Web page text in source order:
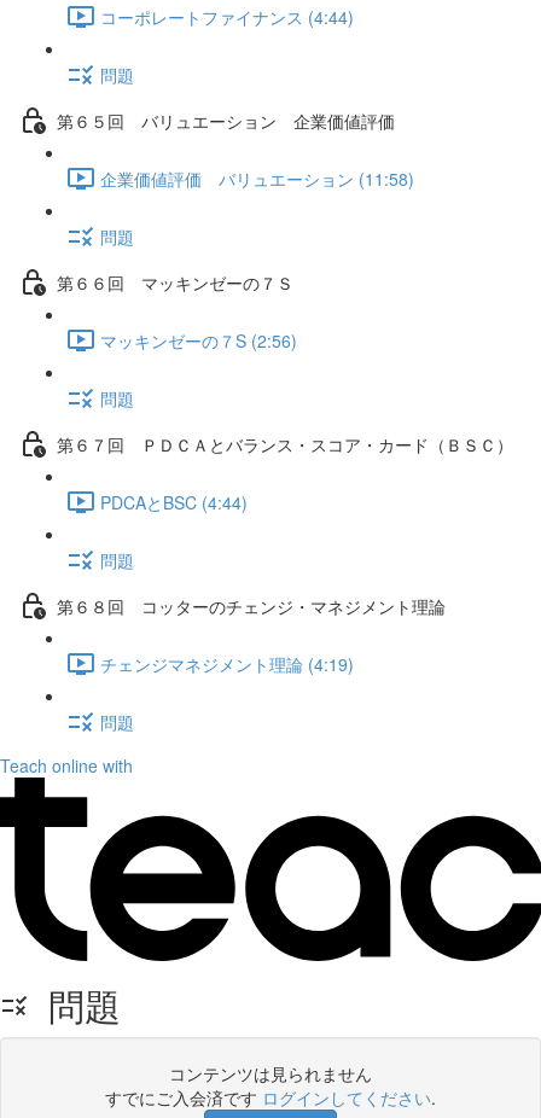
コーポレートファイナンス (4:44)
問題
第６５回 バリュエーション 企業価値評価
企業価値評価 バリュエーション (11:58)
問題
第６６回 マッキンゼーの７Ｓ
マッキンゼーの７S (2:56)
問題
第６７回 ＰＤＣＡとバランス・スコア・カード（ＢＳＣ）
PDCAとBSC (4:44)
問題
第６８回 コッターのチェンジ・マネジメント理論
チェンジマネジメント理論 (4:19)
問題
Teach online with
問題
コンテンツは見られません
すでにご入会済です ログインしてください.